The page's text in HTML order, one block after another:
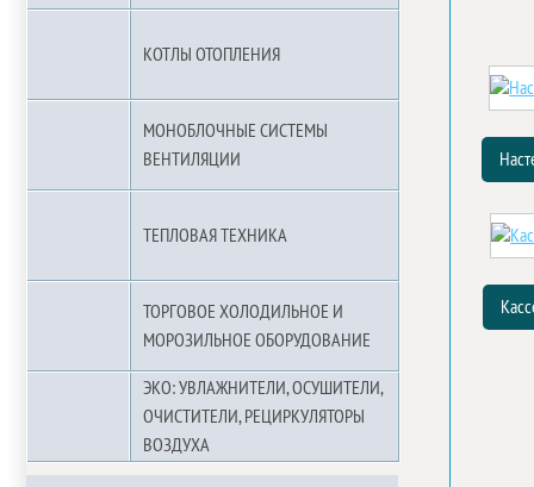
КОТЛЫ ОТОПЛЕНИЯ
МОНОБЛОЧНЫЕ СИСТЕМЫ
ВЕНТИЛЯЦИИ
ТЕПЛОВАЯ ТЕХНИКА
ТОРГОВОЕ ХОЛОДИЛЬНОЕ И
МОРОЗИЛЬНОЕ ОБОРУДОВАНИЕ
ЭКО: УВЛАЖНИТЕЛИ, ОСУШИТЕЛИ,
ОЧИСТИТЕЛИ, РЕЦИРКУЛЯТОРЫ
ВОЗДУХА